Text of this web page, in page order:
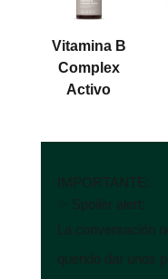
Vitamina B
Complex
Activo
IMPORTANTE:
✨ Spoiler alert:
La conversación
querido dar unos